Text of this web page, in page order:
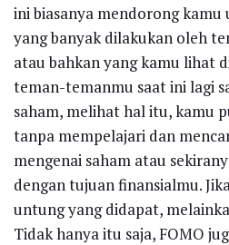
ini biasanya mendorong
yang banyak dilakukan oleh
atau bahkan yang kamu lihat
teman-temanmu saat ini lagi
saham, melihat hal itu, kamu
tanpa mempelajari dan
mengenai saham atau
dengan tujuan finansialmu.
untung yang didapat,
Tidak hanya itu saja, FOMO